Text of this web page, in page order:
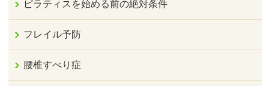
ピラティスを始める前の絶対条件
フレイル予防
腰椎すべり症